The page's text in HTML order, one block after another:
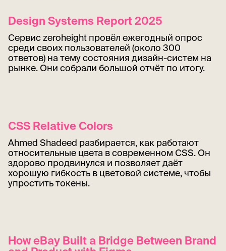
Design Systems Report 2025
Сервис zeroheight провёл ежегодный опрос
среди своих пользователей (около 300
ответов) на тему состояния дизайн-систем на
рынке. Они собрали большой отчёт по итогу.
CSS Relative Colors
Ahmed Shadeed разбирается, как работают
относительные цвета в современном CSS. Он
здорово продвинулся и позволяет даёт
хорошую гибкость в цветовой системе, чтобы
упростить токены.
How eBay Built a Bridge Between Brand